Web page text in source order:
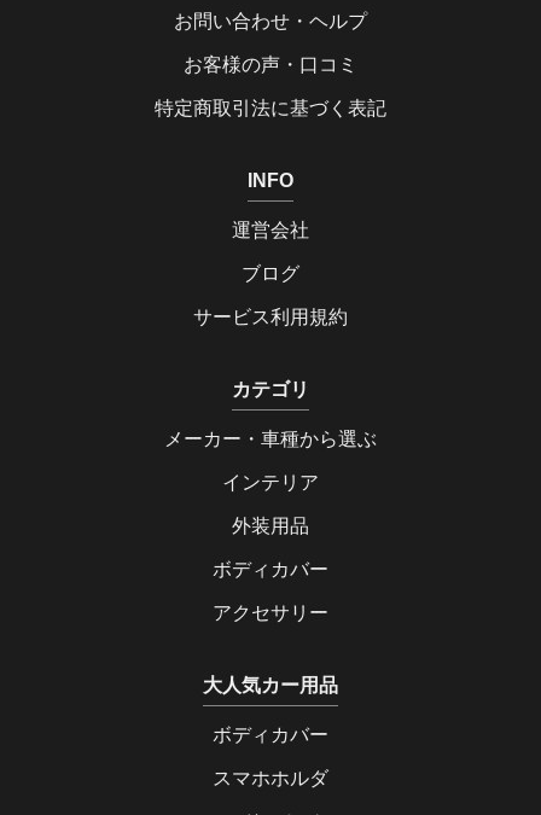
お問い合わせ・ヘルプ
お客様の声・口コミ
特定商取引法に基づく表記
INFO
運営会社
ブログ
サービス利用規約
カテゴリ
メーカー・車種から選ぶ
インテリア
外装用品
ボディカバー
アクセサリー
大人気カー用品
ボディカバー
スマホホルダ